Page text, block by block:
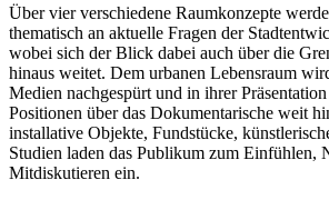
Über vier verschiedene Raumkonzepte
thematisch an aktuelle Fragen der
wobei sich der Blick dabei auch über die
hinaus weitet. Dem urbanen Lebensraum
Medien nachgespürt und in ihrer
Positionen über das Dokumentarische weit
installative Objekte, Fundstücke,
Studien laden das Publikum zum Einfühlen,
Mitdiskutieren ein.